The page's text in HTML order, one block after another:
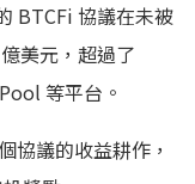
BTCFi 協議在未被
美元，超過了
等平台。
協議的收益耕作，